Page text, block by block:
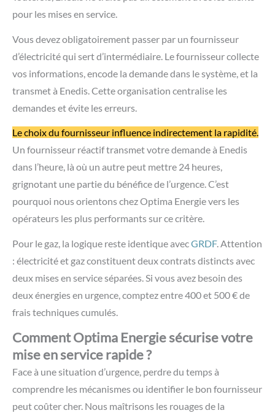
opérateurs les plus performants sur ce critère.
Pour le gaz, la logique reste identique avec GRDF. Attention
: électricité et gaz constituent deux contrats distincts avec
deux mises en service séparées. Si vous avez besoin des
deux énergies en urgence, comptez entre 400 et 500 € de
frais techniques cumulés.
Comment Optima Energie sécurise votre
mise en service rapide ?
Face à une situation d’urgence, perdre du temps à
comprendre les mécanismes ou identifier le bon fournisseur
peut coûter cher. Nous maîtrisons les rouages de la
procédure et connaissons les fournisseurs les plus réactifs.
Certains transmettent les demandes à Enedis dans l’heure,
d’autres prennent une demi-journée. Cette différence
détermine si votre compteur sera activé dans les 24 heures
ou non.
Notre intervention en 3 temps :
évaluons votre situation exacte et identifions le niveau
d’urgence optimal. Parfois, la formule express à 48h suffit et
vous économise 100 €. Nous gérons ensuite l’intégralité de
la souscription auprès du fournisseur le plus approprié.
Vous n’avez qu’un seul interlocuteur plutôt que de jongler